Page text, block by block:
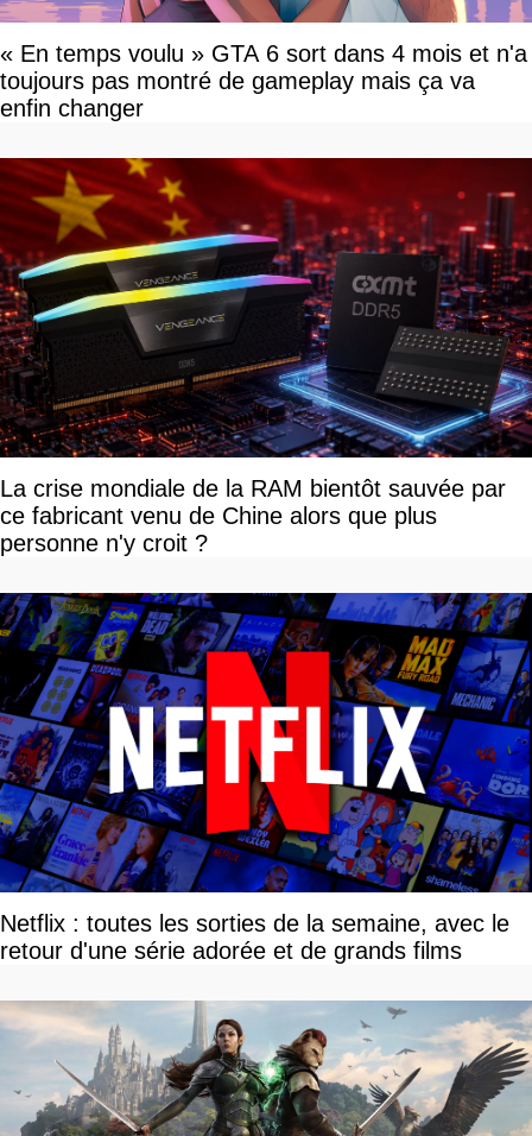
« En temps voulu » GTA 6 sort dans 4 mois et n'a
toujours pas montré de gameplay mais ça va
enfin changer
La crise mondiale de la RAM bientôt sauvée par
ce fabricant venu de Chine alors que plus
personne n'y croit ?
Netflix : toutes les sorties de la semaine, avec le
retour d'une série adorée et de grands films